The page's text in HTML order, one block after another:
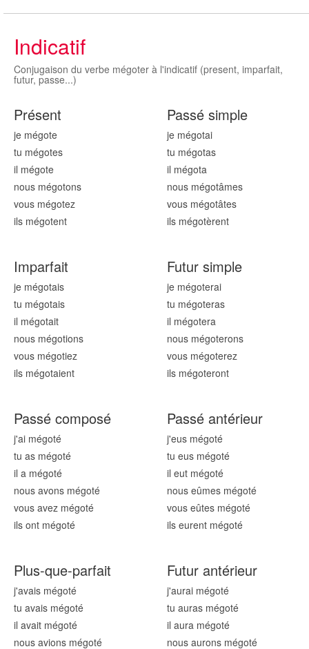
Indicatif
Conjugaison du verbe mégoter à l'indicatif (present, imparfait,
futur, passe...)
Présent
je mégote
tu mégotes
il mégote
nous mégotons
vous mégotez
ils mégotent
Passé simple
je mégotai
tu mégotas
il mégota
nous mégotâmes
vous mégotâtes
ils mégotèrent
Imparfait
je mégotais
tu mégotais
il mégotait
nous mégotions
vous mégotiez
ils mégotaient
Futur simple
je mégoterai
tu mégoteras
il mégotera
nous mégoterons
vous mégoterez
ils mégoteront
Passé composé
j'ai mégoté
tu as mégoté
il a mégoté
nous avons mégoté
vous avez mégoté
ils ont mégoté
Passé antérieur
j'eus mégoté
tu eus mégoté
il eut mégoté
nous eûmes mégoté
vous eûtes mégoté
ils eurent mégoté
Plus-que-parfait
j'avais mégoté
tu avais mégoté
il avait mégoté
nous avions mégoté
Futur antérieur
j'aurai mégoté
tu auras mégoté
il aura mégoté
nous aurons mégoté